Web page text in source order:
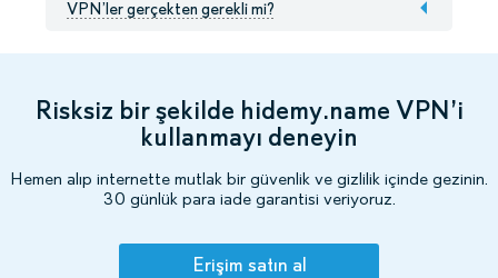
VPN’ler gerçekten gerekli mi?
Risksiz bir şekilde hidemy.name VPN’i
kullanmayı deneyin
Hemen alıp internette mutlak bir güvenlik ve gizlilik içinde gezinin.
30 günlük para iade garantisi veriyoruz.
Erişim satın al